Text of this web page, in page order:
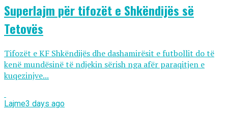
Superlajm për tifozët e Shkëndijës së
Tetovës
Tifozët e KF Shkëndijës dhe dashamirësit e futbollit do të
kenë mundësinë të ndjekin sërish nga afër paraqitjen e
kuqezinjve...
Lajme3 days ago